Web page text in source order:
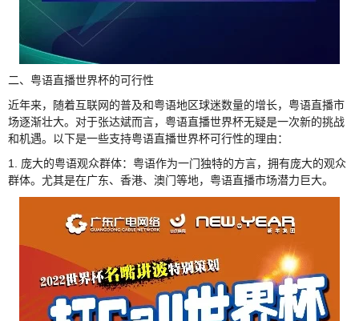
二、粤语直播世界杯的可行性
近年来，随着互联网的普及和粤语地区球迷数量的增长，粤语直播市
场逐渐壮大。对于张达斌而言，粤语直播世界杯无疑是一次新的挑战
和机遇。以下是一些支持粤语直播世界杯可行性的理由：
1. 庞大的粤语观众群体：粤语作为一门独特的方言，拥有庞大的观众
群体。尤其是在广东、香港、澳门等地，粤语直播市场潜力巨大。